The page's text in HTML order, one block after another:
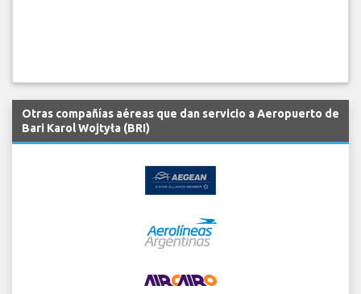
Otras compañías aéreas que dan servicio a Aeropuerto de
Bari Karol Wojtyła (BRI)